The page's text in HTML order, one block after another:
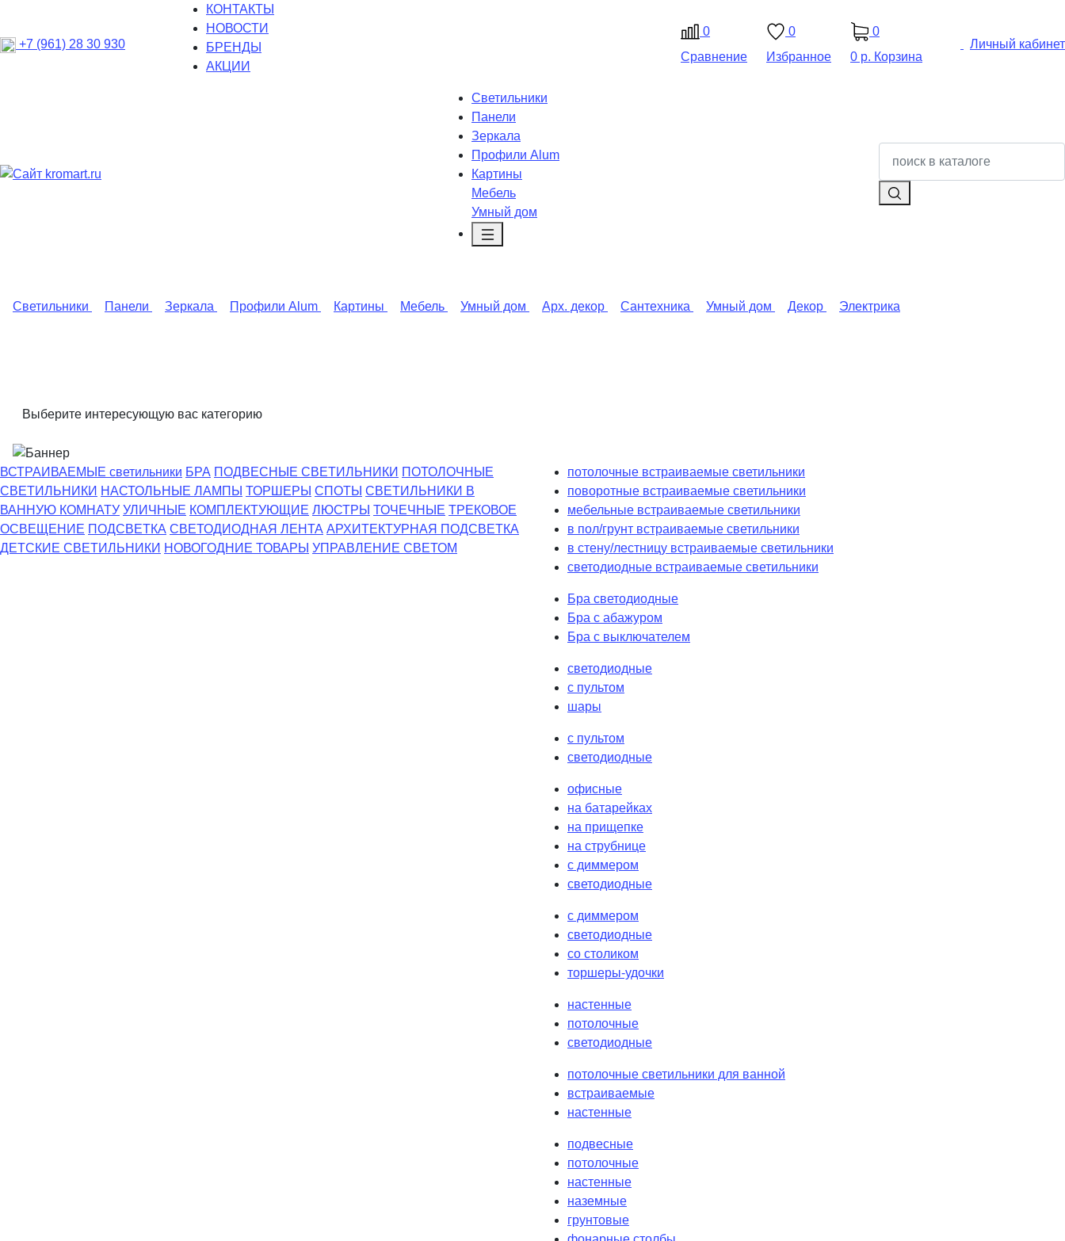
+7 (961) 28 30 930
КОНТАКТЫ
НОВОСТИ
БРЕНДЫ
АКЦИИ
0
Сравнение
0
Избранное
0
0 р. Корзина
Личный кабинет
Светильники
Панели
Зеркала
Профили Alum
Картины
Мебель
Умный дом
Светильники Панели Зеркала Профили Alum Картины Мебель Умный дом Арх. декор Сантехника Умный дом Декор Электрика
Выберите интересующую вас категорию
ВСТРАИВАЕМЫЕ светильники БРА ПОДВЕСНЫЕ СВЕТИЛЬНИКИ ПОТОЛОЧНЫЕ
СВЕТИЛЬНИКИ НАСТОЛЬНЫЕ ЛАМПЫ ТОРШЕРЫ СПОТЫ СВЕТИЛЬНИКИ В
ВАННУЮ КОМНАТУ УЛИЧНЫЕ КОМПЛЕКТУЮЩИЕ ЛЮСТРЫ ТОЧЕЧНЫЕ ТРЕКОВОЕ
ОСВЕЩЕНИЕ ПОДСВЕТКА СВЕТОДИОДНАЯ ЛЕНТА АРХИТЕКТУРНАЯ ПОДСВЕТКА
ДЕТСКИЕ СВЕТИЛЬНИКИ НОВОГОДНИЕ ТОВАРЫ УПРАВЛЕНИЕ СВЕТОМ
потолочные встраиваемые светильники
поворотные встраиваемые светильники
мебельные встраиваемые светильники
в пол/грунт встраиваемые светильники
в стену/лестницу встраиваемые светильники
светодиодные встраиваемые светильники
Бра светодиодные
Бра с абажуром
Бра с выключателем
светодиодные
с пультом
шары
с пультом
светодиодные
офисные
на батарейках
на прищепке
на струбнице
с диммером
светодиодные
с диммером
светодиодные
со столиком
торшеры-удочки
настенные
потолочные
светодиодные
потолочные светильники для ванной
встраиваемые
настенные
подвесные
потолочные
настенные
наземные
грунтовые